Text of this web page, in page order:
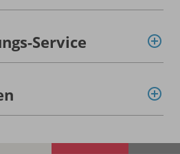
Service